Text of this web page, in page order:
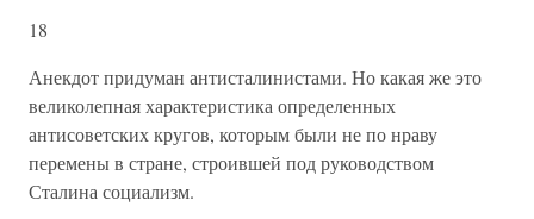
18
Анекдот придуман антисталинистами. Но какая же это
великолепная характеристика определенных
антисоветских кругов, которым были не по нраву
перемены в стране, строившей под руководством
Сталина социализм.